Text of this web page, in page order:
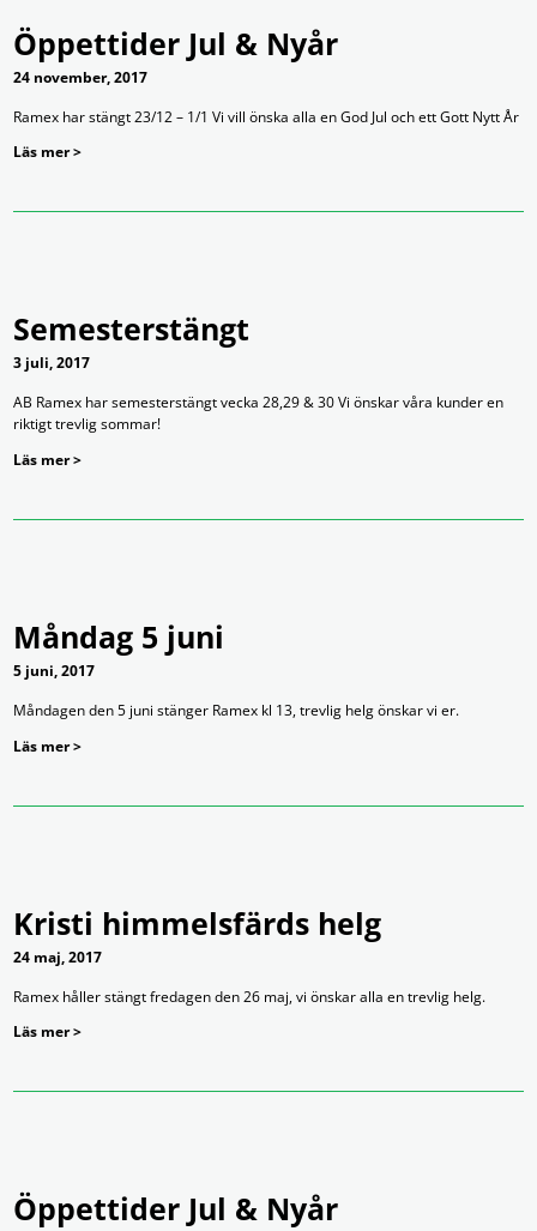
Öppettider Jul & Nyår
24 november, 2017
Ramex har stängt 23/12 – 1/1 Vi vill önska alla en God Jul och ett Gott Nytt År
Läs mer >
Semesterstängt
3 juli, 2017
AB Ramex har semesterstängt vecka 28,29 & 30 Vi önskar våra kunder en
riktigt trevlig sommar!
Läs mer >
Måndag 5 juni
5 juni, 2017
Måndagen den 5 juni stänger Ramex kl 13, trevlig helg önskar vi er.
Läs mer >
Kristi himmelsfärds helg
24 maj, 2017
Ramex håller stängt fredagen den 26 maj, vi önskar alla en trevlig helg.
Läs mer >
Öppettider Jul & Nyår